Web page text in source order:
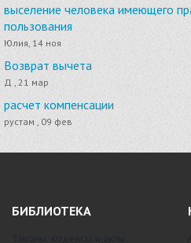
выселение человека имеющего
пользования
Юлия, 14 ноя
Возврат вычета
Д , 21 мар
расчет компенсации
рустам , 09 фев
БИБЛИОТЕКА